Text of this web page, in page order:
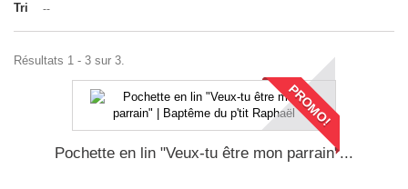
Tri --
Résultats 1 - 3 sur 3.
PROMO!
Pochette en lin "Veux-tu être mon parrain"...